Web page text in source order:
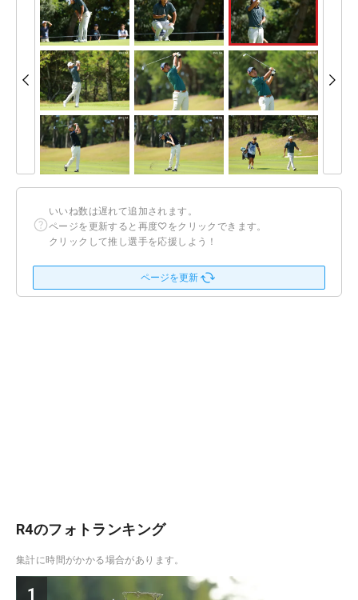
いいね数は遅れて追加されます。
ページを更新すると再度♡をクリックできます。
クリックして推し選手を応援しよう！
ページを更新
R4のフォトランキング
集計に時間がかかる場合があります。
1